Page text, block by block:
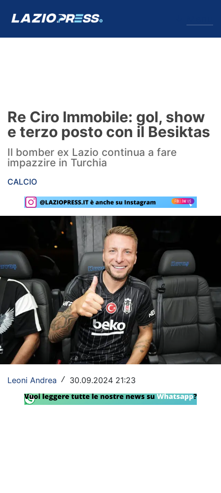
Formello
Infortuni
Primavera
Lazio Women
Rassegna Lazio
Social
Calcio
Serie A
Champions League
Europa League
Altri Sport
Re Ciro Immobile: gol, show
e terzo posto con il Besiktas
Il bomber ex Lazio continua a fare
impazzire in Turchia
CALCIO
Leoni Andrea / 30.09.2024 21:23